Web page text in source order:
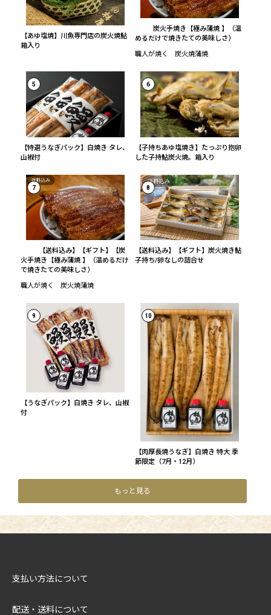
【あゆ塩焼】川魚専門店の炭火焼鮎
箱入り
炭火手焼き【極み蒲焼 】（温
めるだけで焼きたての美味しさ）
職人が焼く 炭火焼蒲焼
5
【特選うなぎパック】白焼き タレ、
山椒付
6
【子持ちあゆ塩焼き】たっぷり抱卵
した子持鮎炭火焼。箱入り
7
【送料込み】【ギフト】【炭
火手焼き【極み蒲焼 】（温めるだけ
で焼きたての美味しさ）
職人が焼く 炭火焼蒲焼
8
【送料込み】【ギフト】炭火焼き鮎
子持ち/卵なしの詰合せ
9
【うなぎパック】白焼き タレ、山椒
付
10
【肉厚長焼うなぎ】白焼き 特大 季
節限定（7月・12月）
もっと見る
支払い方法について
配送・送料について